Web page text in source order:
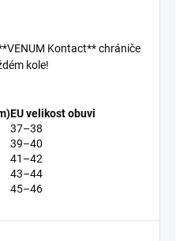
Kontact** chrániče
kole!
EU velikost obuvi
37–38
39–40
41–42
43–44
45–46